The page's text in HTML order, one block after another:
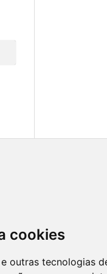
cookies
outras tecnologias